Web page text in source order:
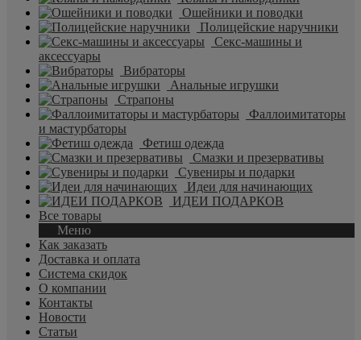
Ошейники и поводки
Полицейские наручники
Секс-машины и
аксессуары
Вибраторы
Анальные игрушки
Страпоны
Фаллоимитаторы
и мастурбаторы
Фетиш одежда
Смазки и презервативы
Сувениры и подарки
Идеи для начинающих
ИДЕИ ПОДАРКОВ
Все товары
Меню
Как заказать
Доставка и оплата
Система скидок
О компании
Контакты
Новости
Статьи